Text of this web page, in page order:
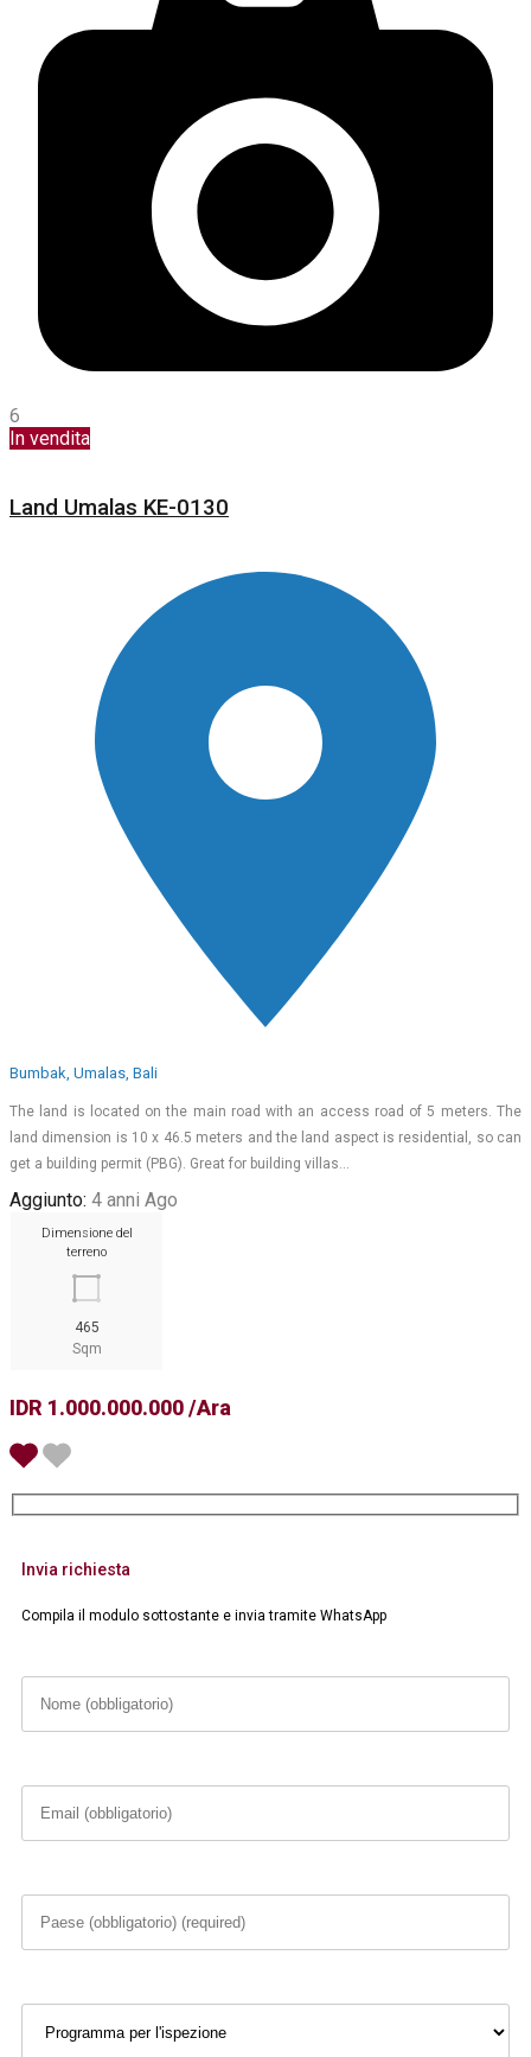
6
In vendita
Land Umalas KE-0130
Bumbak, Umalas, Bali
The land is located on the main road with an access road of 5 meters. The
land dimension is 10 x 46.5 meters and the land aspect is residential, so can
get a building permit (PBG). Great for building villas…
Aggiunto: 4 anni Ago
Dimensione del
terreno
465
Sqm
IDR 1.000.000.000 /Ara
Invia richiesta
Compila il modulo sottostante e invia tramite WhatsApp